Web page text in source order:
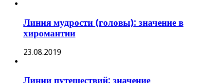
Линия мудрости (головы): значение в
хиромантии
23.08.2019
Линии путешествий: значение